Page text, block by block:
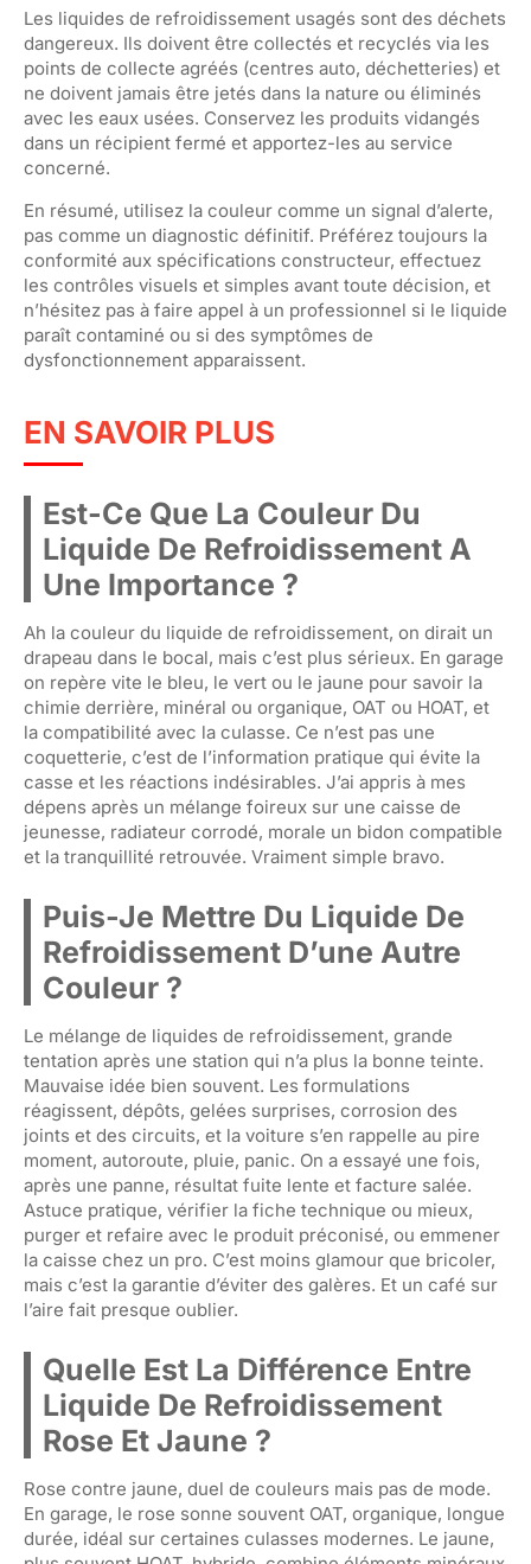
Les liquides de refroidissement usagés sont des déchets
dangereux. Ils doivent être collectés et recyclés via les
points de collecte agréés (centres auto, déchetteries) et
ne doivent jamais être jetés dans la nature ou éliminés
avec les eaux usées. Conservez les produits vidangés
dans un récipient fermé et apportez-les au service
concerné.
En résumé, utilisez la couleur comme un signal d’alerte,
pas comme un diagnostic définitif. Préférez toujours la
conformité aux spécifications constructeur, effectuez
les contrôles visuels et simples avant toute décision, et
n’hésitez pas à faire appel à un professionnel si le liquide
paraît contaminé ou si des symptômes de
dysfonctionnement apparaissent.
EN SAVOIR PLUS
Est-Ce Que La Couleur Du
Liquide De Refroidissement A
Une Importance ?
Ah la couleur du liquide de refroidissement, on dirait un
drapeau dans le bocal, mais c’est plus sérieux. En garage
on repère vite le bleu, le vert ou le jaune pour savoir la
chimie derrière, minéral ou organique, OAT ou HOAT, et
la compatibilité avec la culasse. Ce n’est pas une
coquetterie, c’est de l’information pratique qui évite la
casse et les réactions indésirables. J’ai appris à mes
dépens après un mélange foireux sur une caisse de
jeunesse, radiateur corrodé, morale un bidon compatible
et la tranquillité retrouvée. Vraiment simple bravo.
Puis-Je Mettre Du Liquide De
Refroidissement D’une Autre
Couleur ?
Le mélange de liquides de refroidissement, grande
tentation après une station qui n’a plus la bonne teinte.
Mauvaise idée bien souvent. Les formulations
réagissent, dépôts, gelées surprises, corrosion des
joints et des circuits, et la voiture s’en rappelle au pire
moment, autoroute, pluie, panic. On a essayé une fois,
après une panne, résultat fuite lente et facture salée.
Astuce pratique, vérifier la fiche technique ou mieux,
purger et refaire avec le produit préconisé, ou emmener
la caisse chez un pro. C’est moins glamour que bricoler,
mais c’est la garantie d’éviter des galères. Et un café sur
l’aire fait presque oublier.
Quelle Est La Différence Entre
Liquide De Refroidissement
Rose Et Jaune ?
Rose contre jaune, duel de couleurs mais pas de mode.
En garage, le rose sonne souvent OAT, organique, longue
durée, idéal sur certaines culasses modernes. Le jaune,